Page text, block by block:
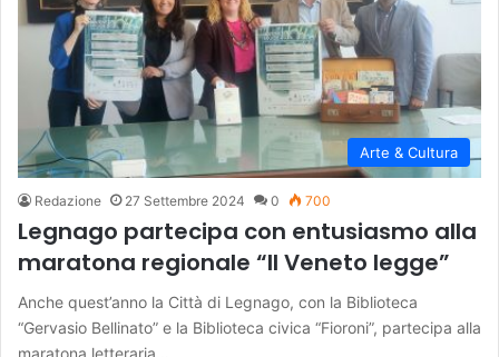
Arte & Cultura
Redazione 27 Settembre 2024 0 700
Legnago partecipa con entusiasmo alla
maratona regionale “Il Veneto legge”
Anche quest’anno la Città di Legnago, con la Biblioteca
“Gervasio Bellinato” e la Biblioteca civica “Fioroni”, partecipa alla
maratona letteraria…